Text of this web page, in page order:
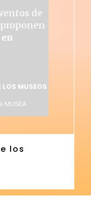
de
MUSEOS
los